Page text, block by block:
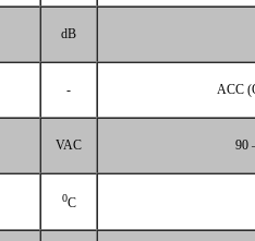
dB
- ACC
VAC 90
0C